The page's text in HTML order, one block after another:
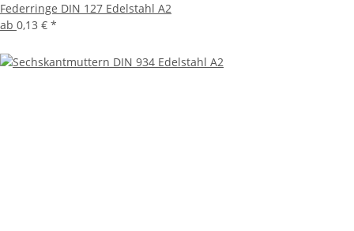
Federringe DIN 127 Edelstahl A2
ab 0,13 € *